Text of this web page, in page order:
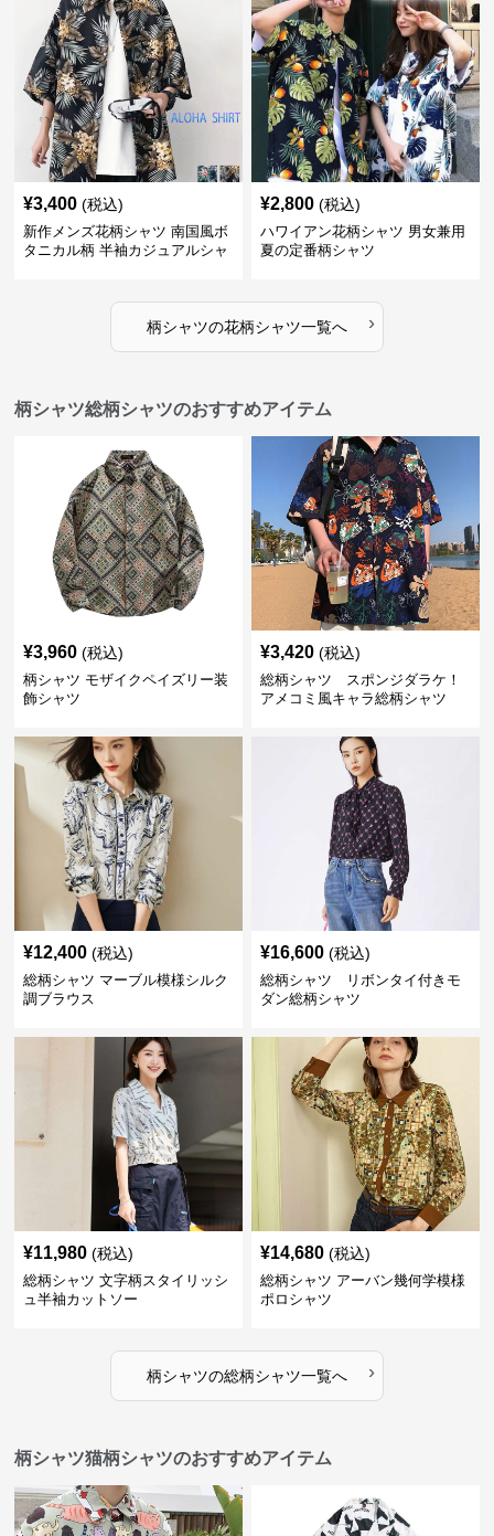
¥3,400 (税込)
新作メンズ花柄シャツ 南国風ボ
タニカル柄 半袖カジュアルシャ
¥2,800 (税込)
ハワイアン花柄シャツ 男女兼用
夏の定番柄シャツ
柄シャツの花柄シャツ一覧へ ›
柄シャツ総柄シャツのおすすめアイテム
¥3,960 (税込)
柄シャツ モザイクペイズリー装
飾シャツ
¥3,420 (税込)
総柄シャツ スポンジダラケ！
アメコミ風キャラ総柄シャツ
¥12,400 (税込)
総柄シャツ マーブル模様シルク
調ブラウス
¥16,600 (税込)
総柄シャツ リボンタイ付きモ
ダン総柄シャツ
¥11,980 (税込)
総柄シャツ 文字柄スタイリッシ
ュ半袖カットソー
¥14,680 (税込)
総柄シャツ アーバン幾何学模様
ポロシャツ
柄シャツの総柄シャツ一覧へ ›
柄シャツ猫柄シャツのおすすめアイテム